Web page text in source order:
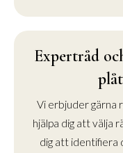
Expertråd
Vi erbjuder gärna
hjälpa dig att välja
dig att identifiera